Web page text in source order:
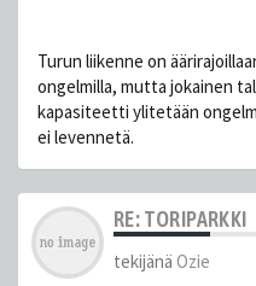
Turun liikenne on
ongelmilla, mutta jokainen
kapasiteetti ylitetään
ei levennetä.
RE: TORIPARKKI
tekijänä Ozie